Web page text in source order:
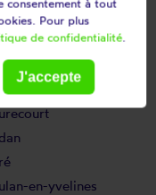
la-ville
le-guyon
sur-mauldre
en-yvelines
consentement à tout
Pour plus
de confidentialité.
J'accepte